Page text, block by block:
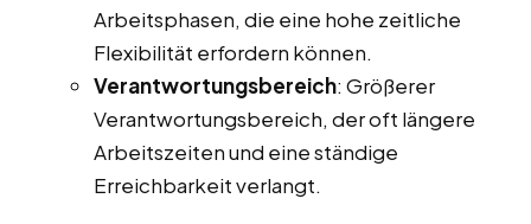
Arbeitsphasen, die eine hohe zeitliche
Flexibilität erfordern können.
Verantwortungsbereich: Größerer
Verantwortungsbereich, der oft längere
Arbeitszeiten und eine ständige
Erreichbarkeit verlangt.